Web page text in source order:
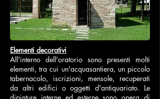
Elementi decorativi
All'interno dell'oratorio sono presenti molti
elementi, tra cui un'acquasantiera, un piccolo
tabernacolo, iscrizioni, mensole, recuperati
da altri edifici o oggetti d'antiquariato. Le